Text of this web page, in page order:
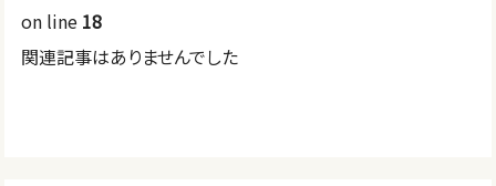
on line 18
関連記事はありませんでした